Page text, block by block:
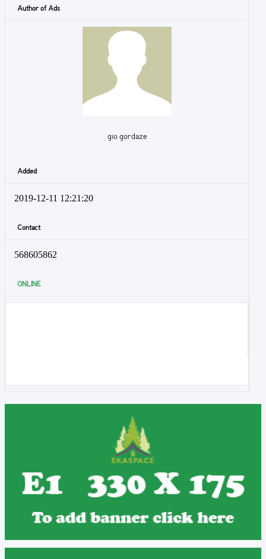
Author of Ads
gio gordaze
Added
2019-12-11 12:21:20
Contact
568605862
ONLINE